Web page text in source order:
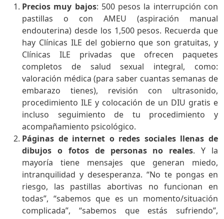
Precios muy bajos: 500 pesos la interrupción con
pastillas o con AMEU (aspiración manual
endouterina) desde los 1,500 pesos. Recuerda que
hay Clínicas ILE del gobierno que son gratuitas, y
Clínicas ILE privadas que ofrecen paquetes
completos de salud sexual integral, como:
valoración médica (para saber cuantas semanas de
embarazo tienes), revisión con ultrasonido,
procedimiento ILE y colocación de un DIU gratis e
incluso seguimiento de tu procedimiento y
acompañamiento psicológico.
Páginas de internet o redes sociales llenas de
dibujos o fotos de personas no reales. Y la
mayoría tiene mensajes que generan miedo,
intranquilidad y desesperanza. “No te pongas en
riesgo, las pastillas abortivas no funcionan en
todas”, “sabemos que es un momento/situación
complicada”, “sabemos que estás sufriendo”,